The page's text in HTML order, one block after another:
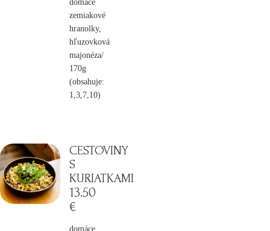
domáce
zemiakové
hranolky,
hľuzovková
majonéza/
170g
(obsahuje:
1,3,7,10)
CESTOVINY
S
KURIATKAMI
13.50
€
domáce